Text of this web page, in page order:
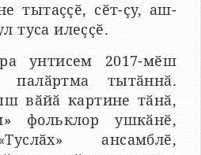
тытаҫҫӗ, сӗт-ҫу, аш-
туса илеҫҫӗ.
унтисем 2017-мӗш
палӑртма тытӑннӑ.
вӑйӑ картине тӑнӑ,
фольклор ушкӑнӗ,
ансамблӗ,